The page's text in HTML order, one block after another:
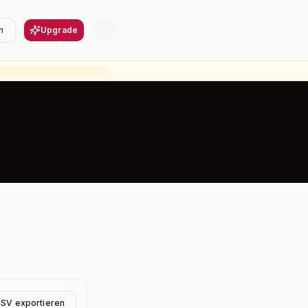
Upgrade
exportieren